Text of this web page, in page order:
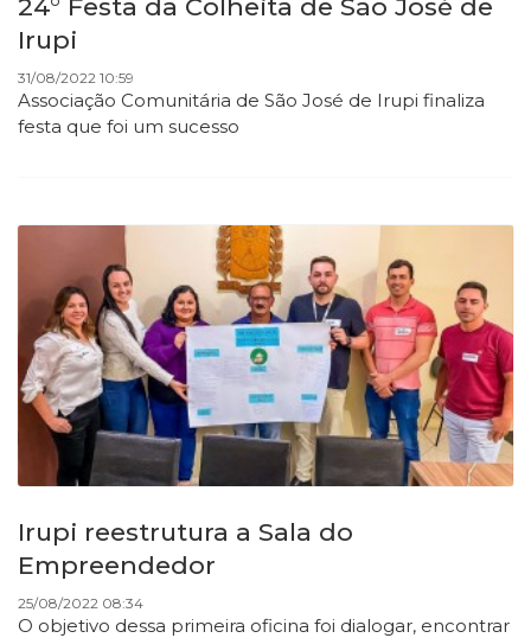
24° Festa da Colheita de São José de
Irupi
31/08/2022 10:59
Associação Comunitária de São José de Irupi finaliza
festa que foi um sucesso
Irupi reestrutura a Sala do
Empreendedor
25/08/2022 08:34
O objetivo dessa primeira oficina foi dialogar, encontrar